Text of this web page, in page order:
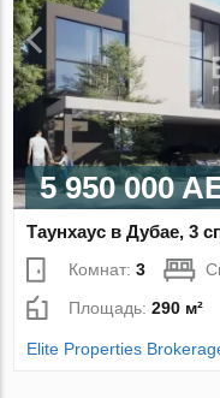
5 950 000
Таунхаус в Дубае, 3
Комнат:3
Площадь:290 м²
Elite Properties